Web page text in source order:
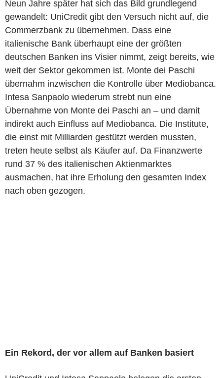
Neun Jahre später hat sich das Bild grundlegend
gewandelt: UniCredit gibt den Versuch nicht auf, die
Commerzbank zu übernehmen. Dass eine
italienische Bank überhaupt eine der größten
deutschen Banken ins Visier nimmt, zeigt bereits, wie
weit der Sektor gekommen ist. Monte dei Paschi
übernahm inzwischen die Kontrolle über Mediobanca.
Intesa Sanpaolo wiederum strebt nun eine
Übernahme von Monte dei Paschi an – und damit
indirekt auch Einfluss auf Mediobanca. Die Institute,
die einst mit Milliarden gestützt werden mussten,
treten heute selbst als Käufer auf. Da Finanzwerte
rund 37 % des italienischen Aktienmarktes
ausmachen, hat ihre Erholung den gesamten Index
nach oben gezogen.
Ein Rekord, der vor allem auf Banken basiert